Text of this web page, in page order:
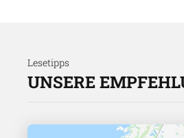
Lesetipps
UNSERE